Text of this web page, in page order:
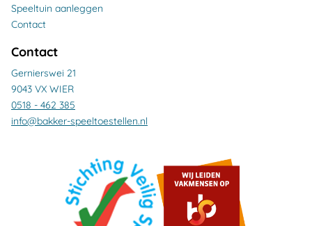
Speeltuin aanleggen
Contact
Contact
Gernierswei 21
9043 VX WIER
0518 - 462 385
info@bakker-speeltoestellen.nl